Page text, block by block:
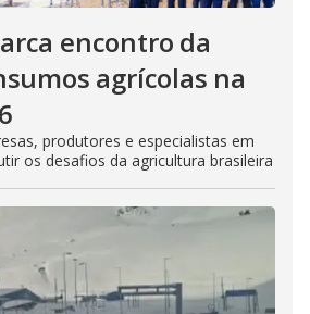
encontro da
agrícolas na
produtores e especialistas em
os desafios da agricultura brasileira